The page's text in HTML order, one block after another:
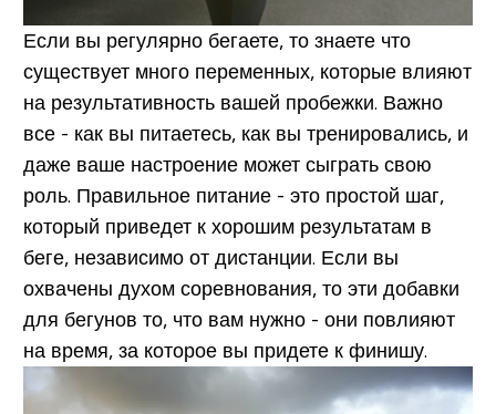
Если вы регулярно бегаете, то знаете что
существует много переменных, которые влияют
на результативность вашей пробежки. Важно
все - как вы питаетесь, как вы тренировались, и
даже ваше настроение может сыграть свою
роль. Правильное питание - это простой шаг,
который приведет к хорошим результатам в
беге, независимо от дистанции. Если вы
охвачены духом соревнования, то эти добавки
для бегунов то, что вам нужно - они повлияют
на время, за которое вы придете к финишу.